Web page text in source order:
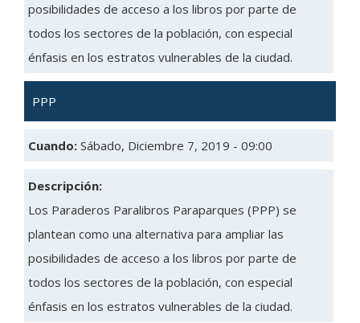
posibilidades de acceso a los libros por parte de
todos los sectores de la población, con especial
énfasis en los estratos vulnerables de la ciudad.
PPP
Cuando: Sábado, Diciembre 7, 2019 - 09:00
Descripción:
Los Paraderos Paralibros Paraparques (PPP) se
plantean como una alternativa para ampliar las
posibilidades de acceso a los libros por parte de
todos los sectores de la población, con especial
énfasis en los estratos vulnerables de la ciudad.